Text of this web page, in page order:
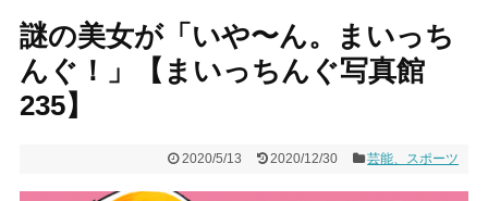
謎の美女が「いや〜ん。まいっち
んぐ！」【まいっちんぐ写真館
235】
2020/5/13 2020/12/30 芸能、スポーツ